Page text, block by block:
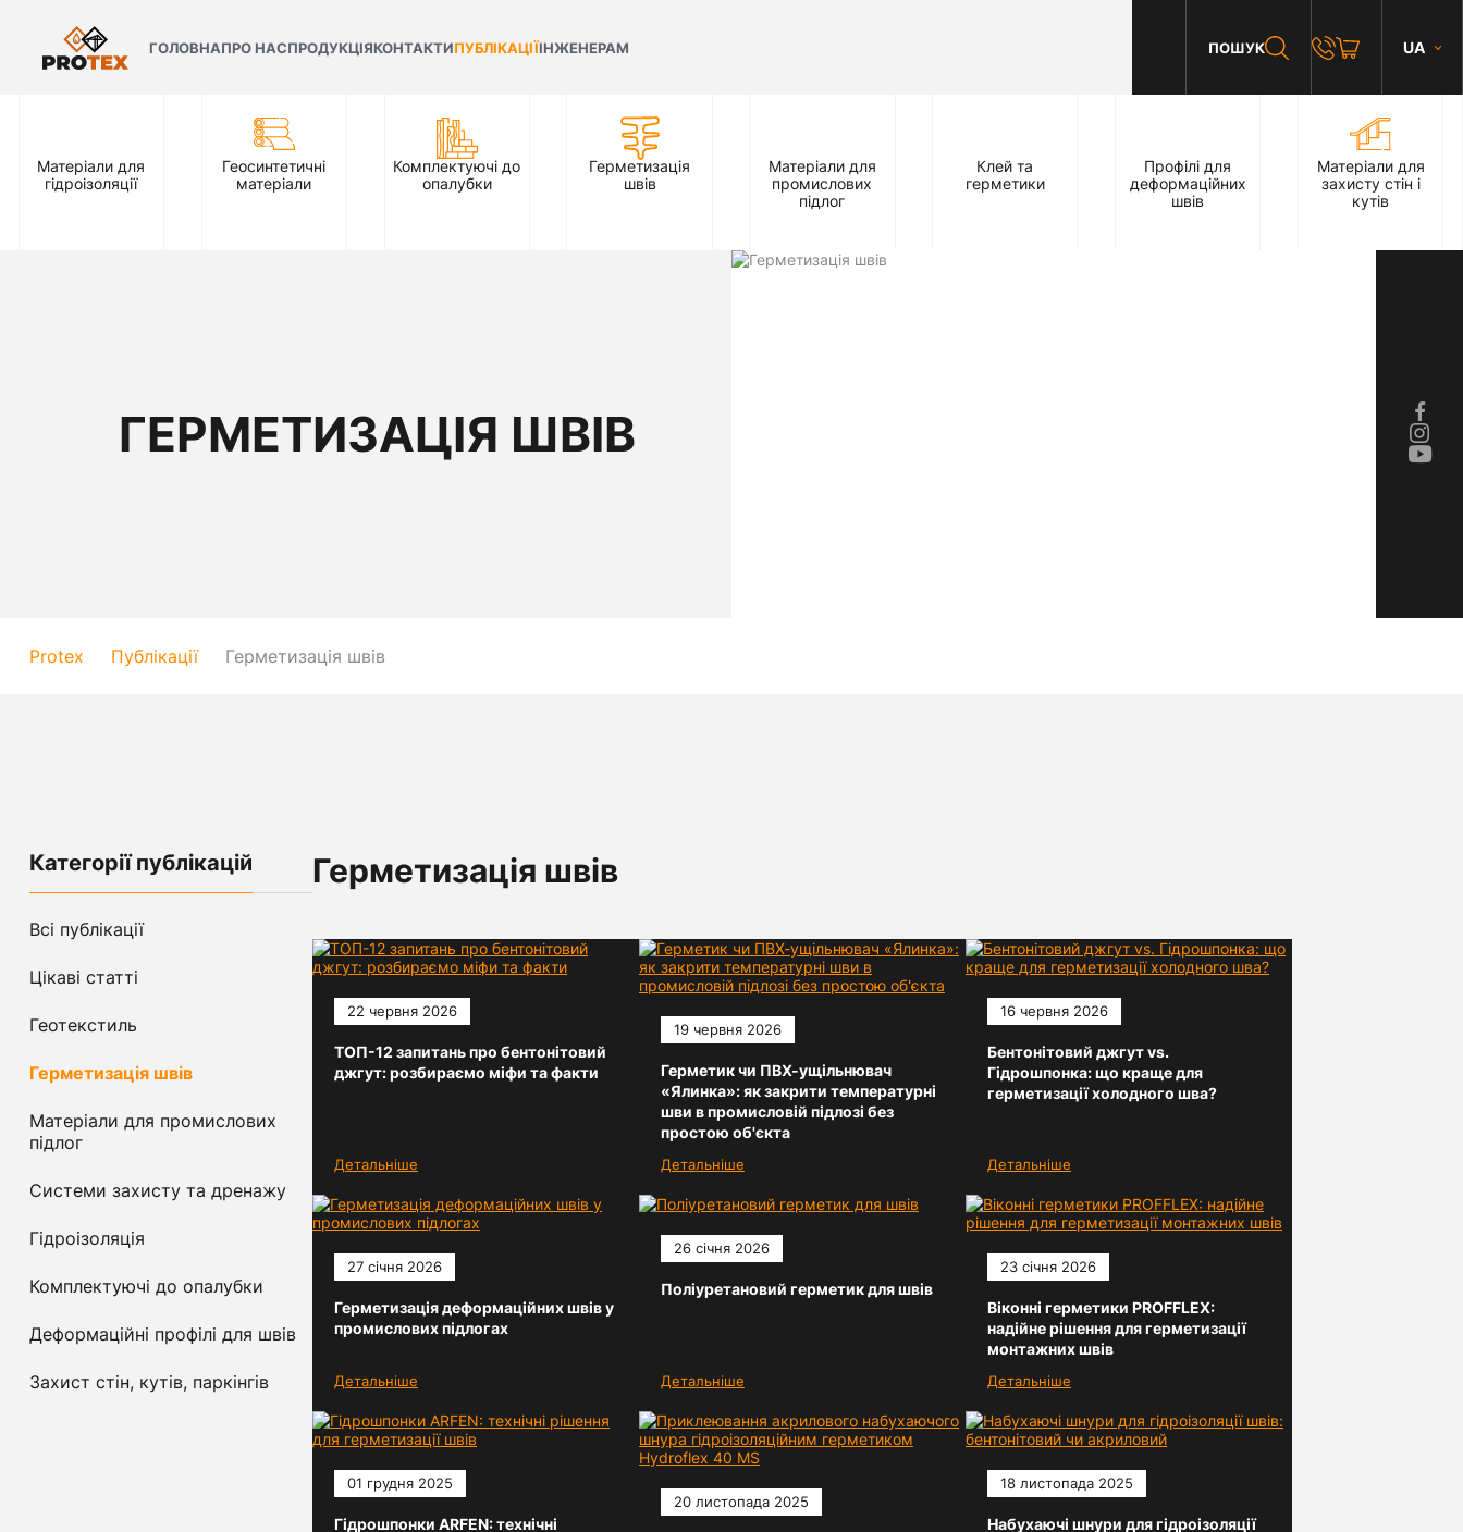
ГОЛОВНАПРО НАСПРОДУКЦІЯКОНТАКТИПУБЛІКАЦІЇІНЖЕНЕРАМ ПОШУК UA
Матеріали для
гідроізоляції
Геосинтетичні
матеріали
Комплектуючі до
опалубки
Герметизація
швів
Матеріали для
промислових
підлог
Клей та
герметики
Профілі для
деформаційних
швів
Матеріали для
захисту стін і
кутів
ГЕРМЕТИЗАЦІЯ ШВІВ
Protex Публікації Герметизація швів
Герметизація швів
22 червня 2026
ТОП-12 запитань про бентонітовий
джгут: розбираємо міфи та факти
Детальніше
19 червня 2026
Герметик чи ПВХ-ущільнювач
«Ялинка»: як закрити температурні
шви в промисловій підлозі без
простою об'єкта
Детальніше
16 червня 2026
Бентонітовий джгут vs.
Гідрошпонка: що краще для
герметизації холодного шва?
Детальніше
27 січня 2026
Герметизація деформаційних швів у
промислових підлогах
Детальніше
26 січня 2026
Поліуретановий герметик для швів
Детальніше
23 січня 2026
Віконні герметики PROFFLEX:
надійне рішення для герметизації
монтажних швів
Детальніше
01 грудня 2025
Гідрошпонки ARFEN: технічні
20 листопада 2025
18 листопада 2025
Набухаючі шнури для гідроізоляції
Категорії публікацій
Всі публікації
Цікаві статті
Геотекстиль
Герметизація швів
Матеріали для промислових
підлог
Системи захисту та дренажу
Гідроізоляція
Комплектуючі до опалубки
Деформаційні профілі для швів
Захист стін, кутів, паркінгів